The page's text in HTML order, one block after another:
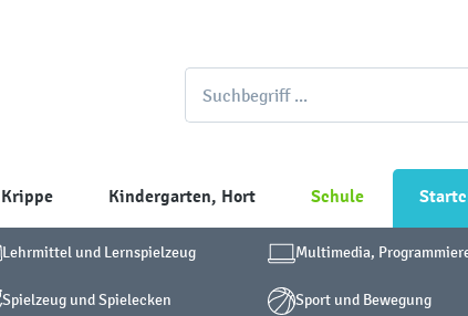
Krippe Kindergarten, Hort Schule
Lehrmittel und Lernspielzeug Multimedia,
Spielzeug und Spielecken Sport und Bewegung